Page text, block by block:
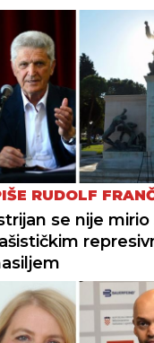
RUDOLF
se nije mirio